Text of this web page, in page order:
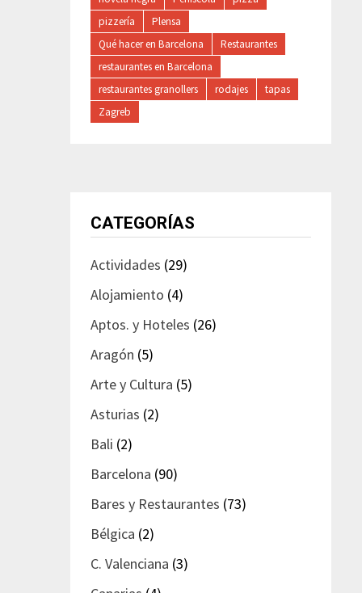
pizzería
Plensa
Qué hacer en Barcelona
Restaurantes
restaurantes en Barcelona
restaurantes granollers
rodajes
tapas
Zagreb
CATEGORÍAS
Actividades (29)
Alojamiento (4)
Aptos. y Hoteles (26)
Aragón (5)
Arte y Cultura (5)
Asturias (2)
Bali (2)
Barcelona (90)
Bares y Restaurantes (73)
Bélgica (2)
C. Valenciana (3)